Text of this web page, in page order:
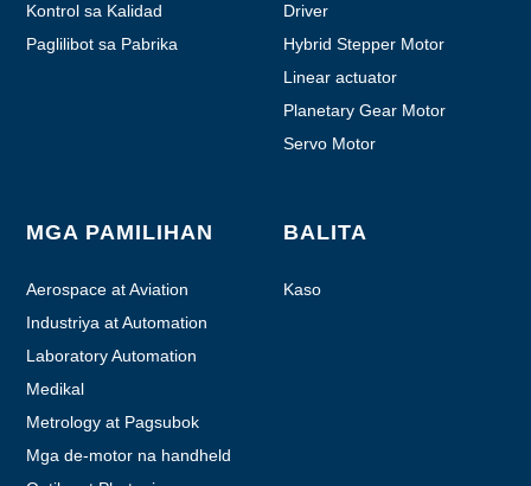
Kontrol sa Kalidad
Paglilibot sa Pabrika
Driver
Hybrid Stepper Motor
Linear actuator
Planetary Gear Motor
Servo Motor
MGA PAMILIHAN
Aerospace at Aviation
Industriya at Automation
Laboratory Automation
Medikal
Metrology at Pagsubok
Mga de-motor na handheld
device
BALITA
Kaso